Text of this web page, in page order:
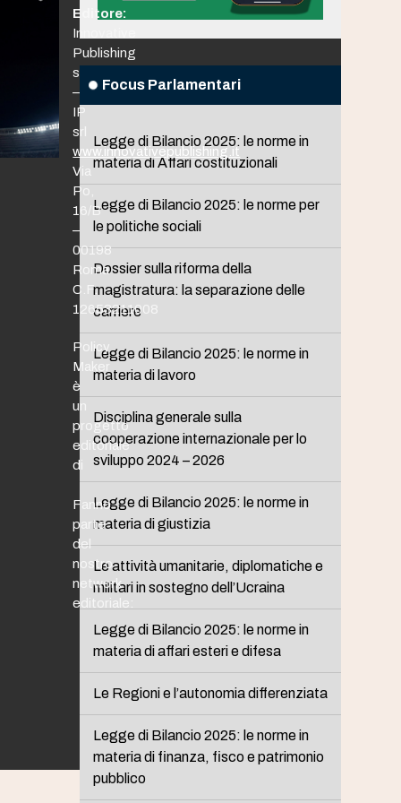
Focus Parlamentari
Legge di Bilancio 2025: le norme in
materia di Affari costituzionali
Legge di Bilancio 2025: le norme per
le politiche sociali
Dossier sulla riforma della
magistratura: la separazione delle
carriere
Legge di Bilancio 2025: le norme in
materia di lavoro
Disciplina generale sulla
cooperazione internazionale per lo
sviluppo 2024 – 2026
Legge di Bilancio 2025: le norme in
materia di giustizia
Le attività umanitarie, diplomatiche e
militari in sostegno dell’Ucraina
Legge di Bilancio 2025: le norme in
materia di affari esteri e difesa
Le Regioni e l’autonomia differenziata
Legge di Bilancio 2025: le norme in
materia di finanza, fisco e patrimonio
pubblico
Editore:
Innovative
Publishing
srl
–
IP
srl
www.innovativepublishing.it
Via
Po,
16/B
–
00198
Roma
C.F.
12653211008
Policy
Maker
è
un
progetto
editoriale
di
Fanno
parte
del
nostro
network
editoriale: